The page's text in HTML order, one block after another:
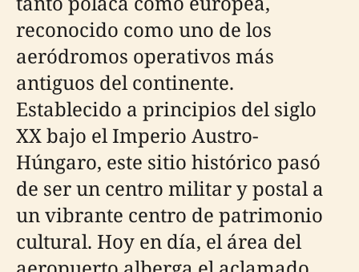
reconocido como uno de los
aeródromos operativos más
antiguos del continente.
Establecido a principios del siglo
XX bajo el Imperio Austro-
Húngaro, este sitio histórico pasó
de ser un centro militar y postal a
un vibrante centro de patrimonio
cultural. Hoy en día, el área del